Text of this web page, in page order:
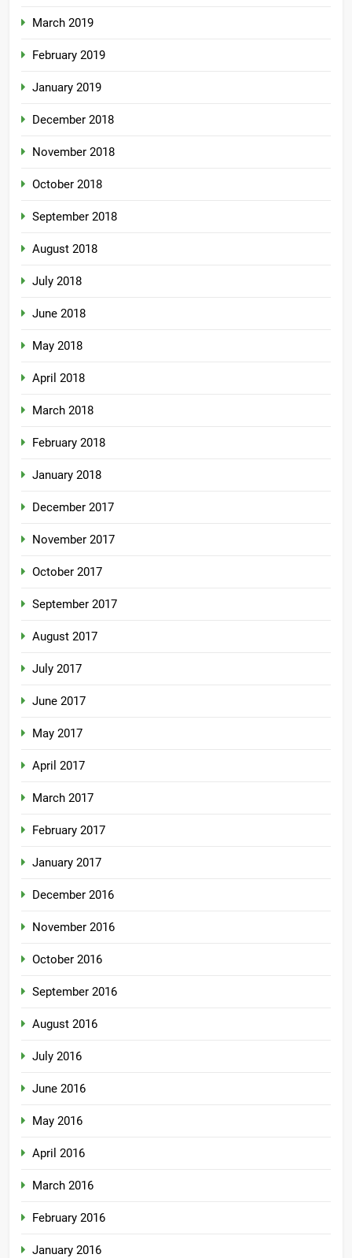
March 2019
February 2019
January 2019
December 2018
November 2018
October 2018
September 2018
August 2018
July 2018
June 2018
May 2018
April 2018
March 2018
February 2018
January 2018
December 2017
November 2017
October 2017
September 2017
August 2017
July 2017
June 2017
May 2017
April 2017
March 2017
February 2017
January 2017
December 2016
November 2016
October 2016
September 2016
August 2016
July 2016
June 2016
May 2016
April 2016
March 2016
February 2016
January 2016